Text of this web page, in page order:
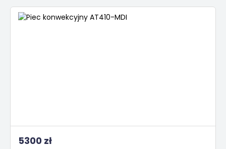
5300 zł